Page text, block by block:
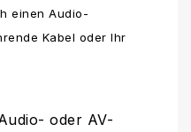
einen Audio-
Kabel oder Ihr
oder AV-